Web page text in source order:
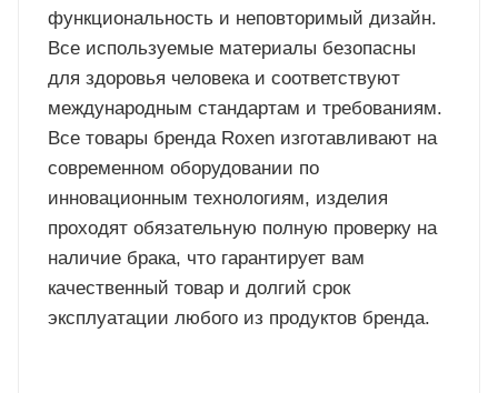
функциональность и неповторимый дизайн.
Все используемые материалы безопасны
для здоровья человека и соответствуют
международным стандартам и требованиям.
Все товары бренда Roxen изготавливают на
современном оборудовании по
инновационным технологиям, изделия
проходят обязательную полную проверку на
наличие брака, что гарантирует вам
качественный товар и долгий срок
эксплуатации любого из продуктов бренда.